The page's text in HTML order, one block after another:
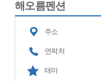
해오름펜션
주소
연락처
테마